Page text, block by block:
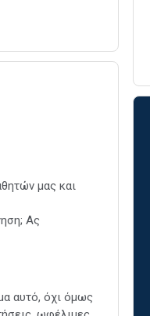
μας και
Ας
αυτό, όχι όμως